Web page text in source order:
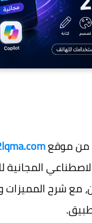
من موقع
مع شرح